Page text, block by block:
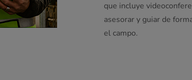
que incluye
asesorar y guiar de
el campo.